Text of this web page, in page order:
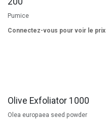
Pumice
Connectez-vous pour voir le prix
Olive Exfoliator 1000
Olea europaea seed powder